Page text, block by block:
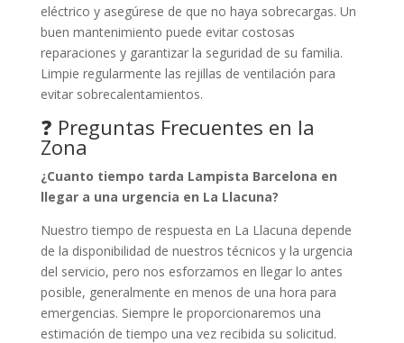
eléctrico y asegúrese de que no haya sobrecargas. Un
buen mantenimiento puede evitar costosas
reparaciones y garantizar la seguridad de su familia.
Limpie regularmente las rejillas de ventilación para
evitar sobrecalentamientos.
❓ Preguntas Frecuentes en la
Zona
¿Cuanto tiempo tarda Lampista Barcelona en
llegar a una urgencia en La Llacuna?
Nuestro tiempo de respuesta en La Llacuna depende
de la disponibilidad de nuestros técnicos y la urgencia
del servicio, pero nos esforzamos en llegar lo antes
posible, generalmente en menos de una hora para
emergencias. Siempre le proporcionaremos una
estimación de tiempo una vez recibida su solicitud.